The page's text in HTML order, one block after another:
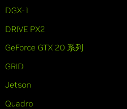
DGX-1
DRIVE PX2
GeForce GTX 20 系列
GRID
Jetson
Quadro